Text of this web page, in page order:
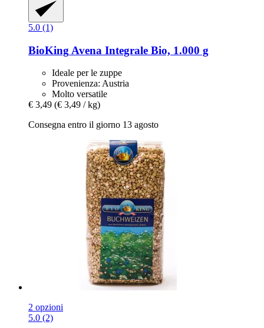
5.0 (1)
BioKing Avena Integrale Bio, 1.000 g
Ideale per le zuppe
Provenienza: Austria
Molto versatile
€ 3,49 (€ 3,49 / kg)
Consegna entro il giorno 13 agosto
2 opzioni
5.0 (2)